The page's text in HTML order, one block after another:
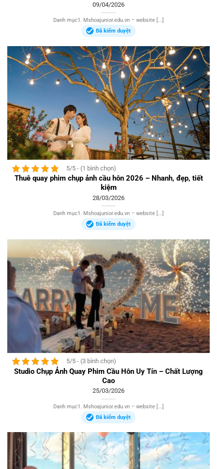
09/04/2026
Danh mục1. Mshoajunior.edu.vn – website [...]
Đã kiểm duyệt
5/5 - (1 bình chọn)
Thuê quay phim chụp ảnh cầu hôn 2026 – Nhanh, đẹp, tiết
kiệm
28/03/2026
Danh mục1. Mshoajunior.edu.vn – website [...]
Đã kiểm duyệt
5/5 - (3 bình chọn)
Studio Chụp Ảnh Quay Phim Cầu Hôn Uy Tín – Chất Lượng
Cao
25/03/2026
Danh mục1. Mshoajunior.edu.vn – website [...]
Đã kiểm duyệt